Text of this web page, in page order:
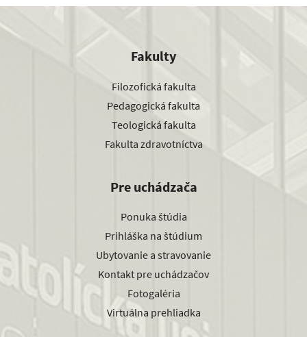
Fakulty
Filozofická fakulta
Pedagogická fakulta
Teologická fakulta
Fakulta zdravotníctva
Pre uchádzača
Ponuka štúdia
Prihláška na štúdium
Ubytovanie a stravovanie
Kontakt pre uchádzačov
Fotogaléria
Virtuálna prehliadka